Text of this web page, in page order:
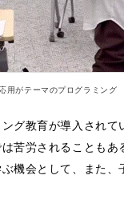
用がテーマのプログラミング
グ教育が導入されて
苦労されることもあ
機会として、また、